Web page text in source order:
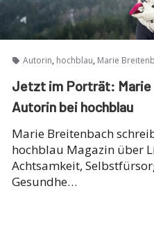
Autorin, hochblau, Marie
Jetzt im Porträt: Marie
Autorin bei hochblau
Marie Breitenbach
hochblau Magazin über
Achtsamkeit,
Gesundhe…